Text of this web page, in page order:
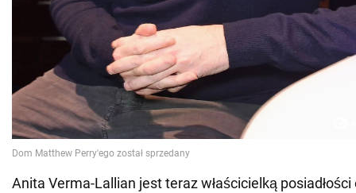
Anita Verma-Lallian jest teraz właścicielką